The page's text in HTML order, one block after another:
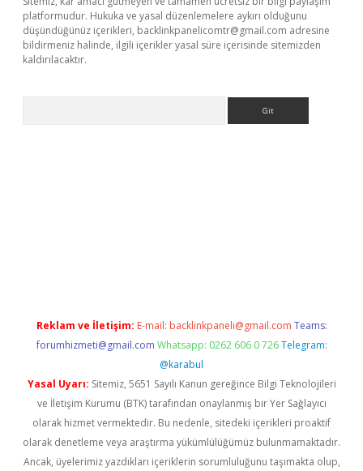
platformudur. Hukuka ve yasal düzenlemelere aykırı olduğunu
düşündüğünüz içerikleri, backlinkpanelicomtr@gmail.com adresine
bildirmeniz halinde, ilgili içerikler yasal süre içerisinde sitemizden
kaldırılacaktır.
Reklam ve İletişim: E-mail: backlinkpaneli@gmail.com Teams:
forumhizmeti@gmail.com Whatsapp: 0262 606 0 726 Telegram:
@karabul
Yasal Uyarı: Sitemiz, 5651 Sayılı Kanun gereğince Bilgi Teknolojileri
ve İletişim Kurumu (BTK) tarafından onaylanmış bir Yer Sağlayıcı
olarak hizmet vermektedir. Bu nedenle, sitedeki içerikleri proaktif
olarak denetleme veya araştırma yükümlülüğümüz bulunmamaktadır.
Ancak, üyelerimiz yazdıkları içeriklerin sorumluluğunu taşımakta olup,